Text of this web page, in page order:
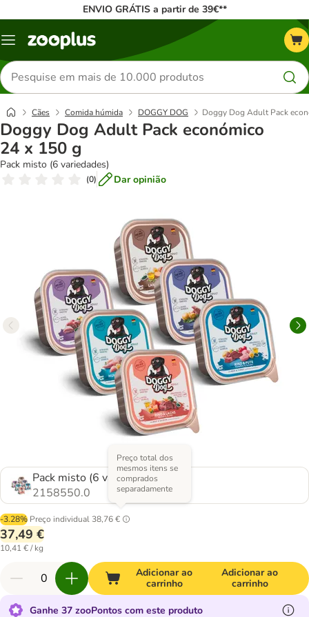
ENVIO GRÁTIS a partir de 39€**
Menu
Pesquisar
produtos
Cães Comida húmida DOGGY DOG Doggy Dog Adult Pack
Doggy Dog Adult Pack económico
24 x 150 g
Pack misto (6 variedades)
(0) Dar opinião
Pack misto (6 variedades)
2158550.0
-3.28% Preço individual 38,76 €
Preço total dos
mesmos itens se
comprados
separadamente
37,49 €
10,41 € / kg
Adicionar ao
carrinho
Adicionar ao
carrinho
Ganhe 37 zooPontos com este produto